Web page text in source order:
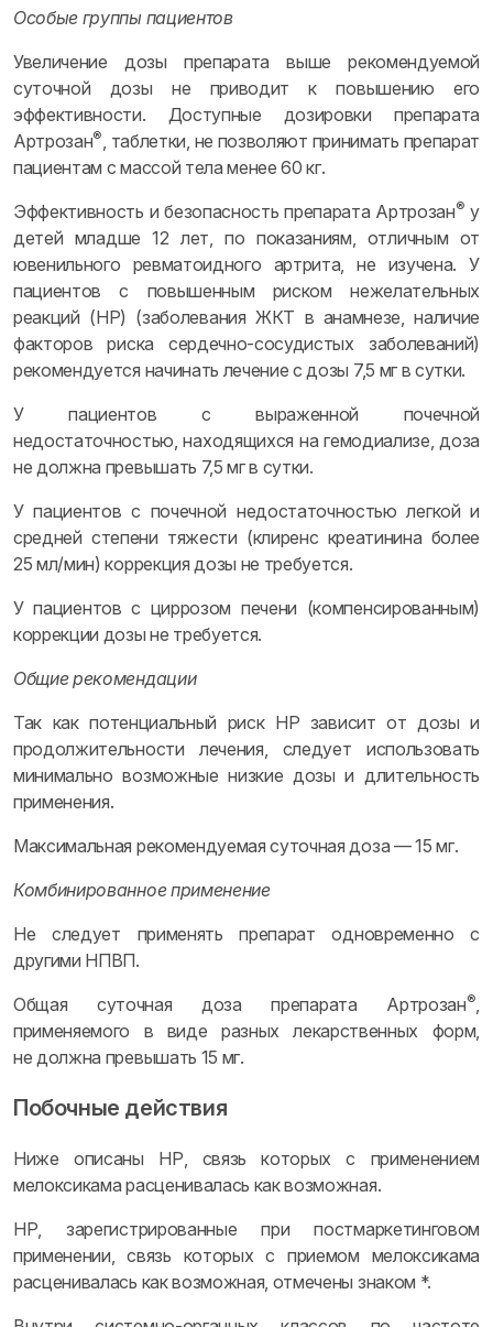
Особые группы пациентов
Увеличение дозы препарата выше рекомендуемой
суточной дозы не приводит к повышению его
эффективности. Доступные дозировки препарата
Артрозан®, таблетки, не позволяют принимать препарат
пациентам с массой тела менее 60 кг.
Эффективность и безопасность препарата Артрозан® у
детей младше 12 лет, по показаниям, отличным от
ювенильного ревматоидного артрита, не изучена. У
пациентов с повышенным риском нежелательных
реакций (НР) (заболевания ЖКТ в анамнезе, наличие
факторов риска сердечно-сосудистых заболеваний)
рекомендуется начинать лечение с дозы 7,5 мг в сутки.
У пациентов с выраженной почечной
недостаточностью, находящихся на гемодиализе, доза
не должна превышать 7,5 мг в сутки.
У пациентов с почечной недостаточностью легкой и
средней степени тяжести (клиренс креатинина более
25 мл/мин) коррекция дозы не требуется.
У пациентов с циррозом печени (компенсированным)
коррекции дозы не требуется.
Общие рекомендации
Так как потенциальный риск НР зависит от дозы и
продолжительности лечения, следует использовать
минимально возможные низкие дозы и длительность
применения.
Максимальная рекомендуемая суточная доза — 15 мг.
Комбинированное применение
Не следует применять препарат одновременно с
другими НПВП.
Общая суточная доза препарата Артрозан®,
применяемого в виде разных лекарственных форм,
не должна превышать 15 мг.
Побочные действия
Ниже описаны НР, связь которых с применением
мелоксикама расценивалась как возможная.
НР, зарегистрированные при постмаркетинговом
применении, связь которых с приемом мелоксикама
расценивалась как возможная, отмечены знаком *.